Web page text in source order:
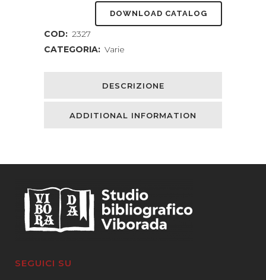
quantity
DOWNLOAD CATALOG
COD: 2327
CATEGORIA: Varie
DESCRIZIONE
ADDITIONAL INFORMATION
SEGUICI SU